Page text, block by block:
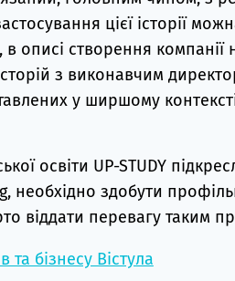
цієї історії
описі створення компанії
з виконавчим
у ширшому
освіти UP-STUDY
здобути
віддати перевагу таким
та бізнесу Вістула